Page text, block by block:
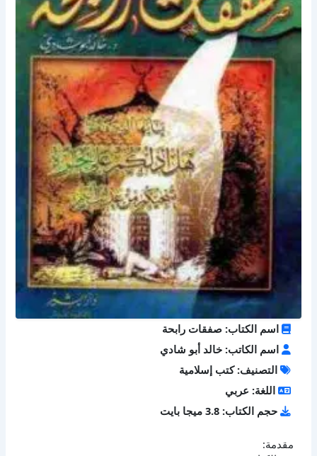
اسم الكتاب: صفقات رابحة
اسم الكاتب: خالد أبو شادي
التصنيف: كتب إسلامية
اللغة: عربي
حجم الكتاب: 3.8 ميجا بايت
مقدمة: